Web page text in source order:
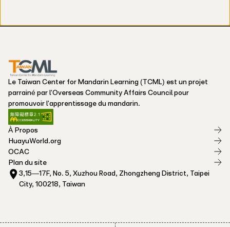
Le Taiwan Center for Mandarin Learning (TCML) est un projet
parrainé par l'Overseas Community Affairs Council pour
promouvoir l'apprentissage du mandarin.
À Propos
HuayuWorld.org
OCAC
Plan du site
3,15—17F, No. 5, Xuzhou Road, Zhongzheng District, Taipei
City, 100218, Taiwan